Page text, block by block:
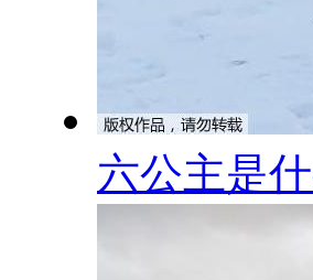
六公主是